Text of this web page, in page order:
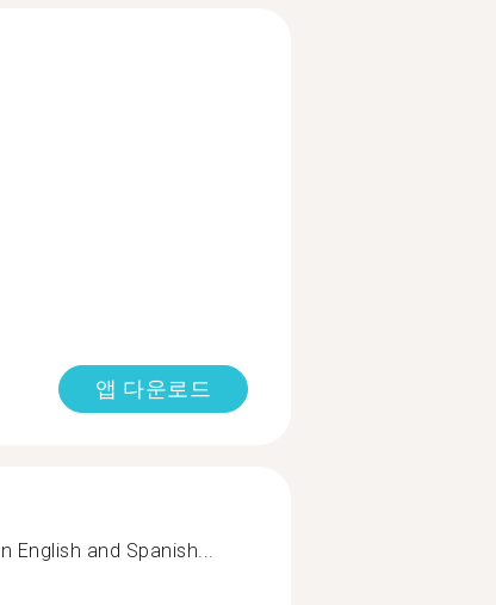
앱 다운로드
English and Spanish...